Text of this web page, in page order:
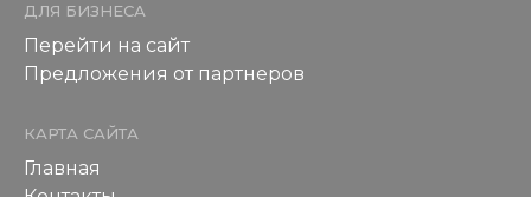
ДЛЯ БИЗНЕСА
Перейти на сайт
Предложения от партнеров
КАРТА САЙТА
Главная